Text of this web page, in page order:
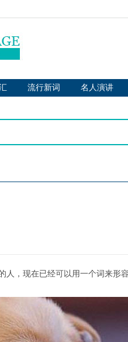
流行新词 名人演讲
人，现在已经可以用一个词来形